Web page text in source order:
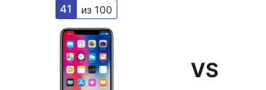
41 из 100
VS